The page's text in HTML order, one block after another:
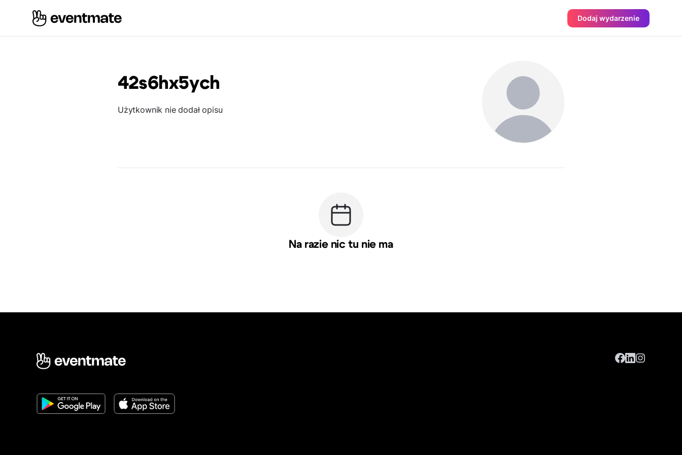
Dodaj wydarzenie
42s6hx5ych
Użytkownik nie dodał opisu
Na razie nic tu nie ma